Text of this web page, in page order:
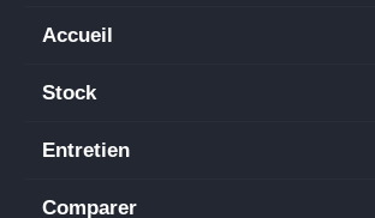
Accueil
Stock
Entretien
Comparer